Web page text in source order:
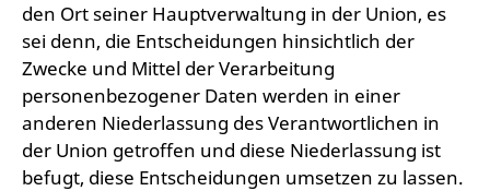
den Ort seiner Hauptverwaltung in der Union, es
sei denn, die Entscheidungen hinsichtlich der
Zwecke und Mittel der Verarbeitung
personenbezogener Daten werden in einer
anderen Niederlassung des Verantwortlichen in
der Union getroffen und diese Niederlassung ist
befugt, diese Entscheidungen umsetzen zu lassen.